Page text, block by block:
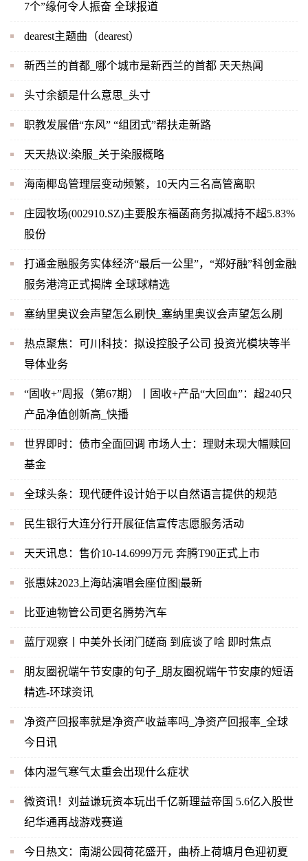
7个”缘何令人振奋 全球报道
dearest主题曲（dearest）
新西兰的首都_哪个城市是新西兰的首都 天天热闻
头寸余额是什么意思_头寸
职教发展借“东风” “组团式”帮扶走新路
天天热议:染服_关于染服概略
海南椰岛管理层变动频繁，10天内三名高管离职
庄园牧场(002910.SZ)主要股东福菡商务拟减持不超5.83%
股份
打通金融服务实体经济“最后一公里”，“郑好融”科创金融
服务港湾正式揭牌 全球球精选
塞纳里奥议会声望怎么刷快_塞纳里奥议会声望怎么刷
热点聚焦：可川科技：拟设控股子公司 投资光模块等半
导体业务
“固收+”周报（第67期）丨固收+产品“大回血”：超240只
产品净值创新高_快播
世界即时：债市全面回调 市场人士：理财未现大幅赎回
基金
全球头条：现代硬件设计始于以自然语言提供的规范
民生银行大连分行开展征信宣传志愿服务活动
天天讯息：售价10-14.6999万元 奔腾T90正式上市
张惠妹2023上海站演唱会座位图|最新
比亚迪物管公司更名腾势汽车
蓝厅观察丨中美外长闭门磋商 到底谈了啥 即时焦点
朋友圈祝端午节安康的句子_朋友圈祝端午节安康的短语
精选-环球资讯
净资产回报率就是净资产收益率吗_净资产回报率_全球
今日讯
体内湿气寒气太重会出现什么症状
微资讯！刘益谦玩资本玩出千亿新理益帝国 5.6亿入股世
纪华通再战游戏赛道
今日热文：南湖公园荷花盛开，曲桥上荷塘月色迎初夏